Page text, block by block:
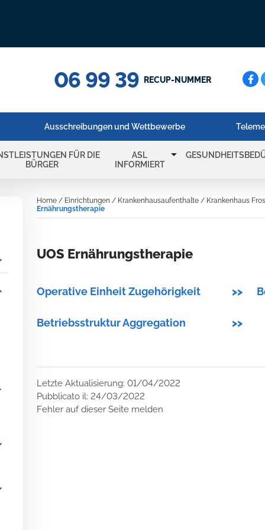
06 99 39 RECUP-NUMMER
Ausschreibungen und Wettbewerbe
FÜR DIE
BÜRGER
ASL
INFORMIERT
arrow_drop_down
Home / Einrichtungen / Krankenhausaufenthalte / Krankenhaus
Ernährungstherapie
UOS Ernährungstherapie
Operative Einheit Zugehörigkeit >>
Betriebsstruktur Aggregation >>
Letzte Aktualisierung: 01/04/2022
Pubblicato il: 24/03/2022
Fehler auf dieser Seite melden